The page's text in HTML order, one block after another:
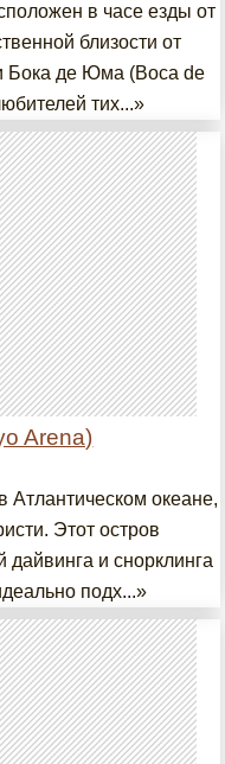
в часе езды от
близости от
Бока де Юма (Boca de
тих...»
Arena)
Атлантическом океане,
Этот остров
и снорклинга
подх...»